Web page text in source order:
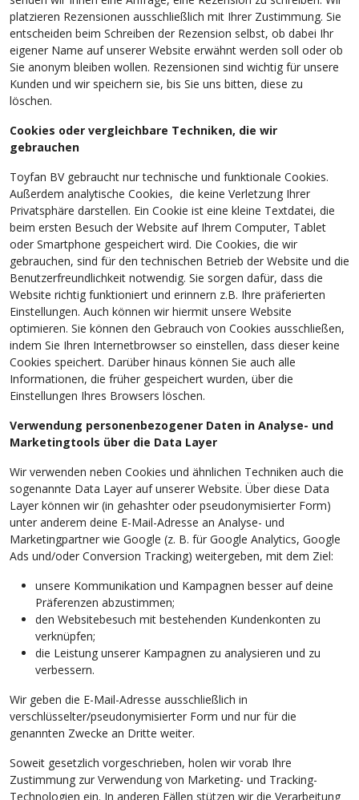
platzieren Rezensionen ausschließlich mit Ihrer Zustimmung. Sie
entscheiden beim Schreiben der Rezension selbst, ob dabei Ihr
eigener Name auf unserer Website erwähnt werden soll oder ob
Sie anonym bleiben wollen. Rezensionen sind wichtig für unsere
Kunden und wir speichern sie, bis Sie uns bitten, diese zu
löschen.
Cookies oder vergleichbare Techniken, die wir
gebrauchen
Toyfan BV gebraucht nur technische und funktionale Cookies.
Außerdem analytische Cookies, die keine Verletzung Ihrer
Privatsphäre darstellen. Ein Cookie ist eine kleine Textdatei, die
beim ersten Besuch der Website auf Ihrem Computer, Tablet
oder Smartphone gespeichert wird. Die Cookies, die wir
gebrauchen, sind für den technischen Betrieb der Website und die
Benutzerfreundlichkeit notwendig. Sie sorgen dafür, dass die
Website richtig funktioniert und erinnern z.B. Ihre präferierten
Einstellungen. Auch können wir hiermit unsere Website
optimieren. Sie können den Gebrauch von Cookies ausschließen,
indem Sie Ihren Internetbrowser so einstellen, dass dieser keine
Cookies speichert. Darüber hinaus können Sie auch alle
Informationen, die früher gespeichert wurden, über die
Einstellungen Ihres Browsers löschen.
Verwendung personenbezogener Daten in Analyse- und
Marketingtools über die Data Layer
Wir verwenden neben Cookies und ähnlichen Techniken auch die
sogenannte Data Layer auf unserer Website. Über diese Data
Layer können wir (in gehashter oder pseudonymisierter Form)
unter anderem deine E-Mail-Adresse an Analyse- und
Marketingpartner wie Google (z. B. für Google Analytics, Google
Ads und/oder Conversion Tracking) weitergeben, mit dem Ziel:
unsere Kommunikation und Kampagnen besser auf deine
Präferenzen abzustimmen;
den Websitebesuch mit bestehenden Kundenkonten zu
verknüpfen;
die Leistung unserer Kampagnen zu analysieren und zu
verbessern.
Wir geben die E-Mail-Adresse ausschließlich in
verschlüsselter/pseudonymisierter Form und nur für die
genannten Zwecke an Dritte weiter.
Soweit gesetzlich vorgeschrieben, holen wir vorab Ihre
Zustimmung zur Verwendung von Marketing- und Tracking-
Technologien ein. In anderen Fällen stützen wir die Verarbeitung